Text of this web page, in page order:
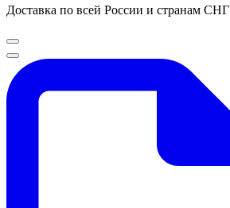
Доставка по всей России и странам СНГ